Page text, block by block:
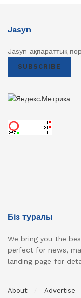
Jasyn
Jasyn ақпараттық
SUBSCRIBE
Біз туралы
We bring you the
perfect for news,
landing page for
About Advertise